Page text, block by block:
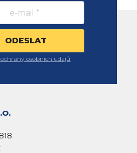
ochrany osobních údajů